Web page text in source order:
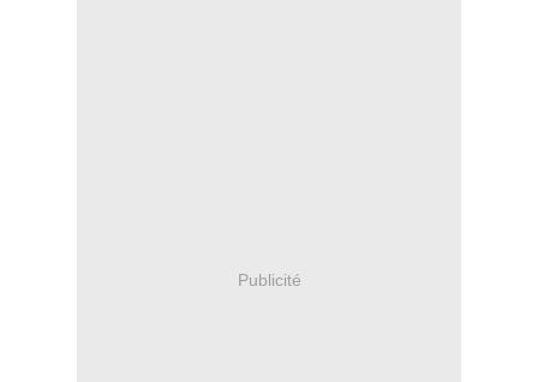
Publicité